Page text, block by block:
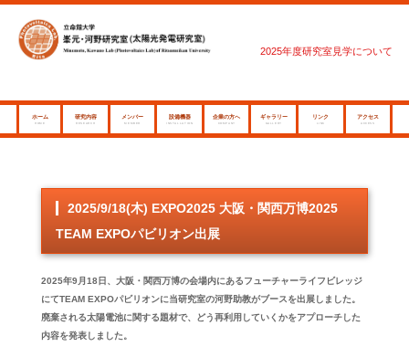
2025年度研究室見学について
ホーム
HOME
研究内容
RESEARCH
メンバー
MEMBER
設備機器
INSTALLATION
企業の方へ
COMPANY
ギャラリー
GALLERY
リンク
LINK
アクセス
ACCESS
2025/9/18(木) EXPO2025 大阪・関西万博2025
TEAM EXPOパビリオン出展
2025年9月18日、大阪・関西万博の会場内にあるフューチャーライフビレッジ
にてTEAM EXPOパビリオンに当研究室の河野助教がブースを出展しました。
廃棄される太陽電池に関する題材で、どう再利用していくかをアプローチした
内容を発表しました。